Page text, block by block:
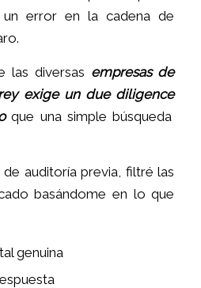
un error en la cadena de
.
las diversas empresas de
exige un due diligence
que una simple búsqueda
auditoría previa, filtré las
basándome en lo que
genuina